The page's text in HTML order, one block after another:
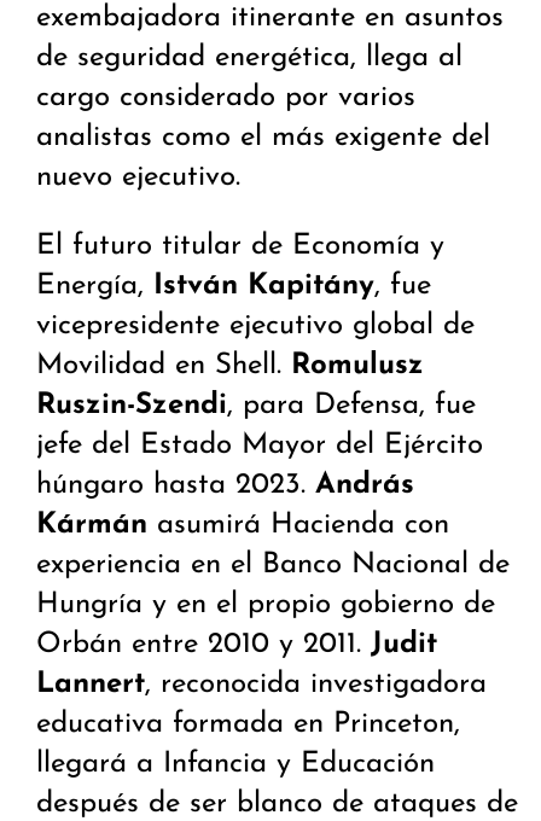
exembajadora itinerante en asuntos
de seguridad energética, llega al
cargo considerado por varios
analistas como el más exigente del
nuevo ejecutivo.
El futuro titular de Economía y
Energía, István Kapitány, fue
vicepresidente ejecutivo global de
Movilidad en Shell. Romulusz
Ruszin-Szendi, para Defensa, fue
jefe del Estado Mayor del Ejército
húngaro hasta 2023. András
Kármán asumirá Hacienda con
experiencia en el Banco Nacional de
Hungría y en el propio gobierno de
Orbán entre 2010 y 2011. Judit
Lannert, reconocida investigadora
educativa formada en Princeton,
llegará a Infancia y Educación
después de ser blanco de ataques de